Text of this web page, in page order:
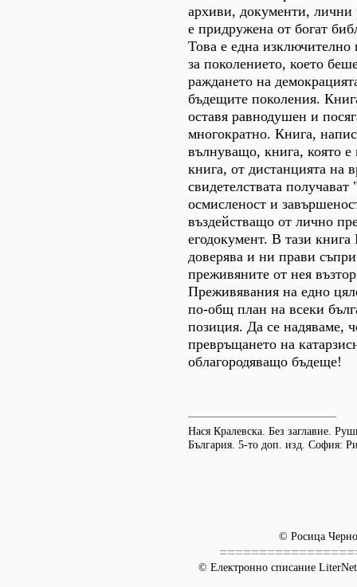
архиви, документи, лични
е придружена от богат
Това е една изключително
за поколението, което
раждането на
бъдещите поколения.
оставя равнодушен и
многократно. Книга,
вълнуващо, книга, която е
книга, от дистанцията на
свидетелствата
осмисленост и
въздействащо от лично
егодокумент. В тази
доверява и ни прави
преживяните от нея
Преживявания на едно
по-общ план на всеки
позиция. Да се надяваме,
превръщането на
облагородяващо бъдеще!
Нася Кралевска. Без заглавие.
България. 5-то доп. изд. София:
© Росица
© Електронно списание